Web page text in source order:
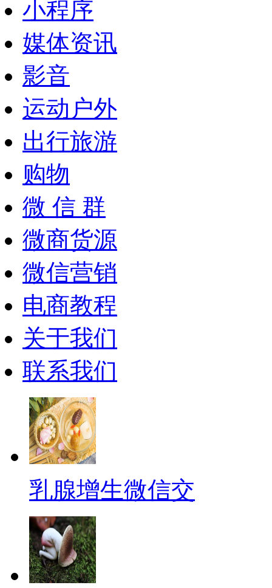
小程序
媒体资讯
影音
运动户外
出行旅游
购物
微 信 群
微商货源
微信营销
电商教程
关于我们
联系我们
乳腺增生微信交